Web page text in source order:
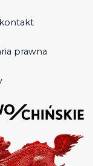
prawna